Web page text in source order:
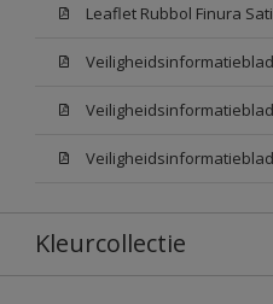
Leaflet Rubbol Finura
Kleurcollectie